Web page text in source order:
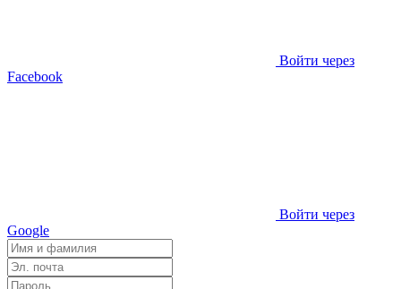
Войти через
Facebook
Войти через
Google